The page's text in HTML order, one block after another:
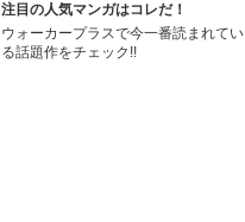
注目の人気マンガはコレだ！
ウォーカープラスで今一番読まれてい
る話題作をチェック!!